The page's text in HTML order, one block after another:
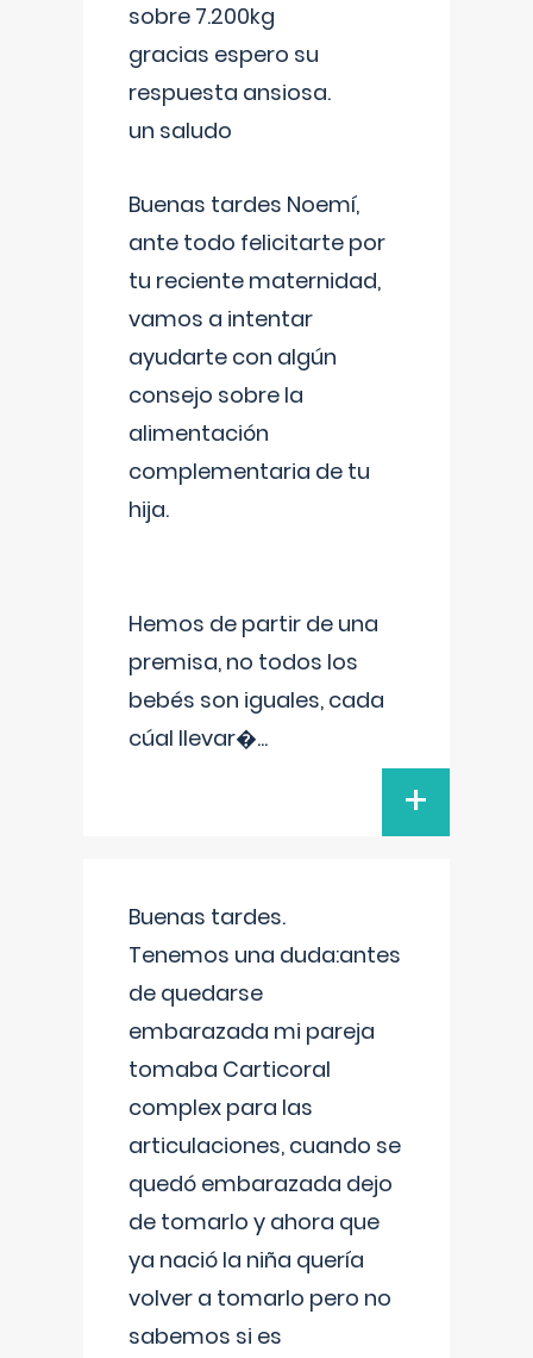
sobre 7.200kg
gracias espero su
respuesta ansiosa.
un saludo
Buenas tardes Noemí,
ante todo felicitarte por
tu reciente maternidad,
vamos a intentar
ayudarte con algún
consejo sobre la
alimentación
complementaria de tu
hija.
Hemos de partir de una
premisa, no todos los
bebés son iguales, cada
cúal llevar�...
+
Buenas tardes.
Tenemos una duda:antes
de quedarse
embarazada mi pareja
tomaba Carticoral
complex para las
articulaciones, cuando se
quedó embarazada dejo
de tomarlo y ahora que
ya nació la niña quería
volver a tomarlo pero no
sabemos si es